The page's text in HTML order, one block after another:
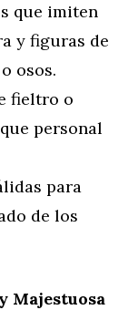
que imiten
y figuras de
osos.
fieltro o
personal
para
de los
Majestuosa